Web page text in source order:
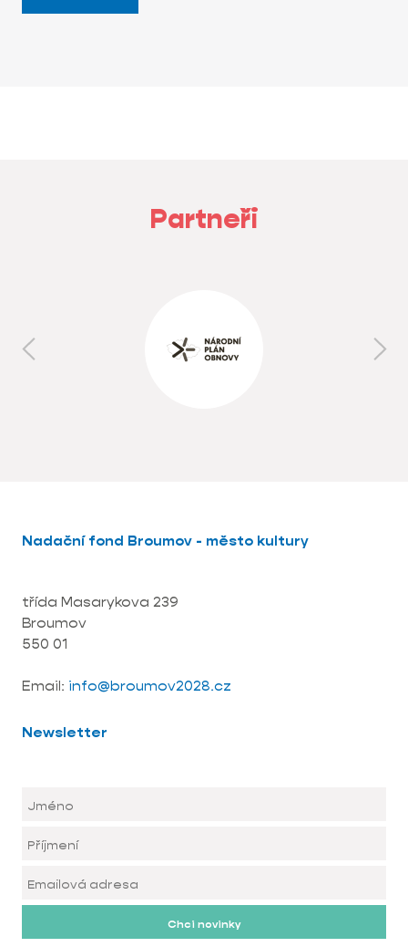
Partneři
Nadační fond Broumov - město kultury
třída Masarykova 239
Broumov
550 01
Email: info@broumov2028.cz
Newsletter
Chci novinky